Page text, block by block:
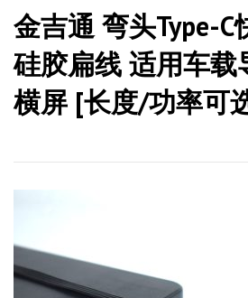
金吉通 弯头Type-C
硅胶扁线 适用车
横屏 [长度/功率可